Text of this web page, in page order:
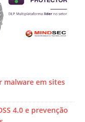
malware em sites
4.0 e prevenção